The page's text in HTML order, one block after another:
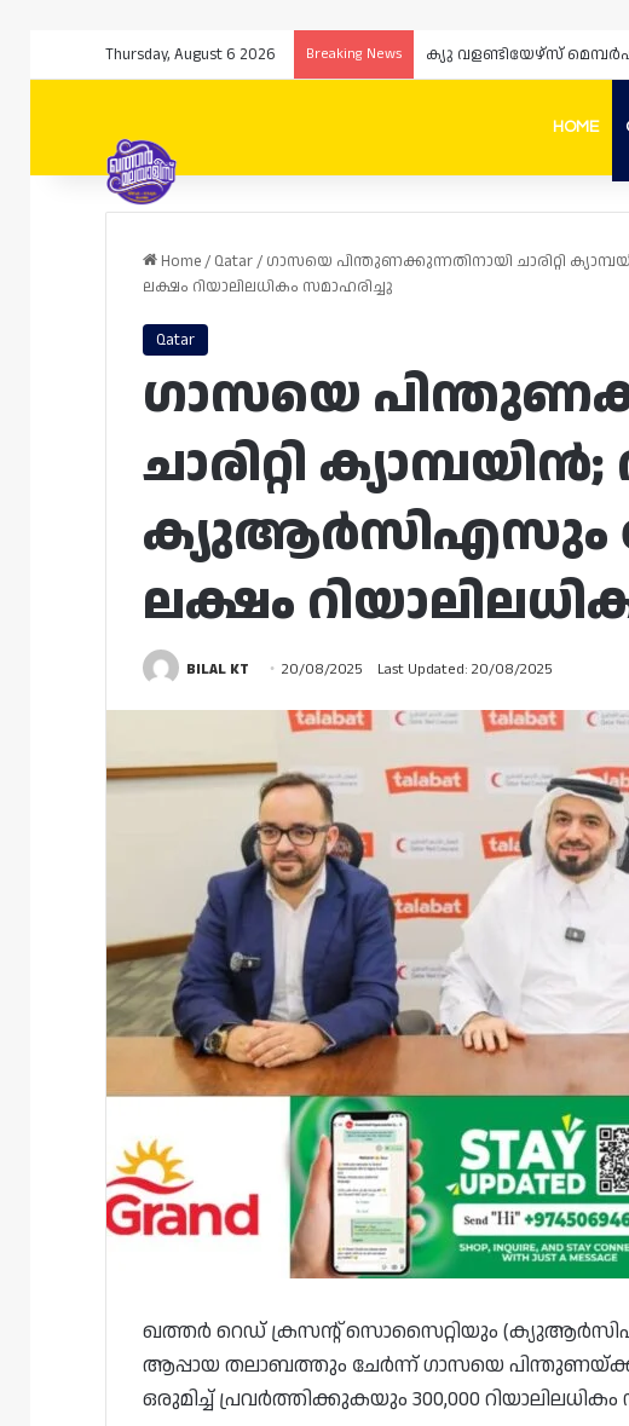
Thursday, August 6 2026 Breaking News ക്യു വളണ്ടിയേഴ്‌സ്
HOME
Home/ Qatar/ ഗാസയെ പിന്തുണക്കുന്നതിനായി ചാരിറ്റി
ലക്ഷം റിയാലിലധികം സമാഹരിച്ചു
Qatar
ഗാസയെ
ചാരിറ്റി
ക്യുആർസിഎസും
ലക്ഷം
BILAL KT 20/08/2025 Last Updated: 20/08/2025
ഖത്തർ റെഡ് ക്രസന്റ് സൊസൈറ്റിയും
ആപ്പായ തലാബത്തും ചേർന്ന് ഗാസയെ
ഒരുമിച്ച് പ്രവർത്തിക്കുകയും 300,000